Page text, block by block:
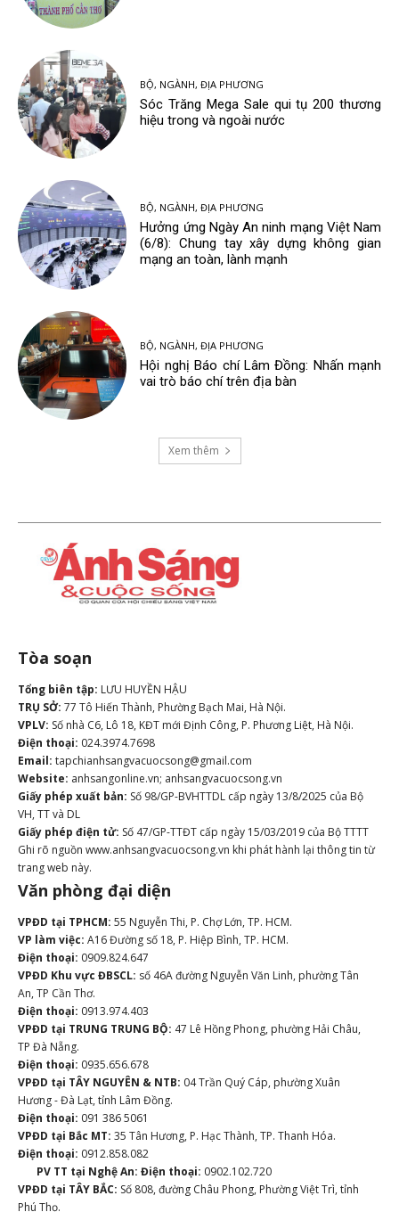
BỘ, NGÀNH, ĐỊA PHƯƠNG
Sóc Trăng Mega Sale qui tụ 200 thương
hiệu trong và ngoài nước
BỘ, NGÀNH, ĐỊA PHƯƠNG
Hưởng ứng Ngày An ninh mạng Việt Nam
(6/8): Chung tay xây dựng không gian
mạng an toàn, lành mạnh
BỘ, NGÀNH, ĐỊA PHƯƠNG
Hội nghị Báo chí Lâm Đồng: Nhấn mạnh
vai trò báo chí trên địa bàn
Xem thêm
Tòa soạn
Tổng biên tập: LƯU HUYỀN HẬU
TRỤ SỞ: 77 Tô Hiến Thành, Phường Bạch Mai, Hà Nội.
VPLV: Số nhà C6, Lô 18, KĐT mới Định Công, P. Phương Liệt, Hà Nội.
Điện thoại: 024.3974.7698
Email: tapchianhsangvacuocsong@gmail.com
Website: anhsangonline.vn; anhsangvacuocsong.vn
Giấy phép xuất bản: Số 98/GP-BVHTTDL cấp ngày 13/8/2025 của Bộ
VH, TT và DL
Giấy phép điện tử: Số 47/GP-TTĐT cấp ngày 15/03/2019 của Bộ TTTT
Ghi rõ nguồn www.anhsangvacuocsong.vn khi phát hành lại thông tin từ
trang web này.
Văn phòng đại diện
VPĐD tại TPHCM: 55 Nguyễn Thi, P. Chợ Lớn, TP. HCM.
VP làm việc: A16 Đường số 18, P. Hiệp Bình, TP. HCM.
Điện thoại: 0909.824.647
VPĐD Khu vực ĐBSCL: số 46A đường Nguyễn Văn Linh, phường Tân
An, TP Cần Thơ.
Điện thoại: 0913.974.403
VPĐD tại TRUNG TRUNG BỘ: 47 Lê Hồng Phong, phường Hải Châu,
TP Đà Nẵng.
Điện thoại: 0935.656.678
VPĐD tại TÂY NGUYÊN & NTB: 04 Trần Quý Cáp, phường Xuân
Hương - Đà Lạt, tỉnh Lâm Đồng.
Điện thoại: 091 386 5061
VPĐD tại Bắc MT: 35 Tân Hương, P. Hạc Thành, TP. Thanh Hóa.
Điện thoại: 0912.858.082
PV TT tại Nghệ An: Điện thoại: 0902.102.720
VPĐD tại TÂY BẮC: Số 808, đường Châu Phong, Phường Việt Trì, tỉnh
Phú Thọ.